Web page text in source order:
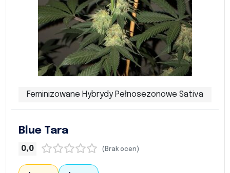
Feminizowane Hybrydy Pełnosezonowe Sativa
Blue Tara
0,0 (Brak ocen)